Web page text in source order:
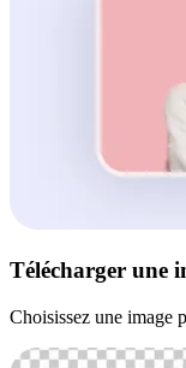
Télécharger une
Choisissez une image